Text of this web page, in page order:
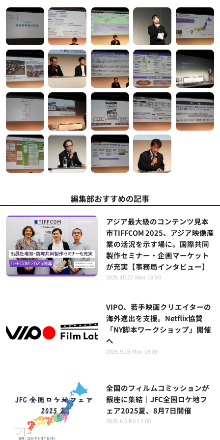
編集部おすすめの記事
アジア最大級のコンテンツ見本
市TIFFCOM 2025、アジア映像産
業の活況を示す場に。国際共同
製作セミナー・企画マーケット
が充実【事務局インタビュー】
2025.10.27 Mon 16:00
VIPO、若手映画クリエイターの
海外進出を支援。Netflix協賛
「NY脚本ワークショップ」開催
へ
2025.9.15 Mon 18:00
全国のフィルムコミッションが
銀座に集結｜JFC全国ロケ地フ
ェア2025夏、8月7日開催
2025.6.6 Fri 12:00